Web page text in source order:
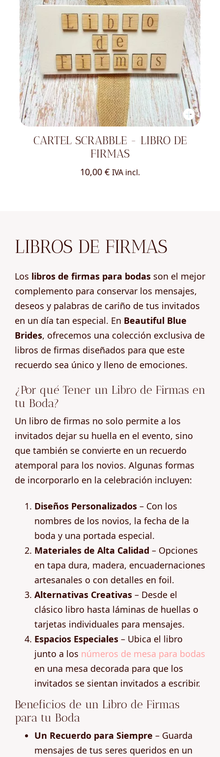
CARTEL SCRABBLE - LIBRO DE
FIRMAS
10,00 € IVA incl.
LIBROS DE FIRMAS
Los libros de firmas para bodas son el mejor
complemento para conservar los mensajes,
deseos y palabras de cariño de tus invitados
en un día tan especial. En Beautiful Blue
Brides, ofrecemos una colección exclusiva de
libros de firmas diseñados para que este
recuerdo sea único y lleno de emociones.
¿Por qué Tener un Libro de Firmas en
tu Boda?
Un libro de firmas no solo permite a los
invitados dejar su huella en el evento, sino
que también se convierte en un recuerdo
atemporal para los novios. Algunas formas
de incorporarlo en la celebración incluyen:
Diseños Personalizados – Con los
nombres de los novios, la fecha de la
boda y una portada especial.
Materiales de Alta Calidad – Opciones
en tapa dura, madera, encuadernaciones
artesanales o con detalles en foil.
Alternativas Creativas – Desde el
clásico libro hasta láminas de huellas o
tarjetas individuales para mensajes.
Espacios Especiales – Ubica el libro
junto a los números de mesa para bodas
en una mesa decorada para que los
invitados se sientan invitados a escribir.
Beneficios de un Libro de Firmas
para tu Boda
Un Recuerdo para Siempre – Guarda
mensajes de tus seres queridos en un